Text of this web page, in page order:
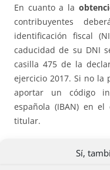
Sí,
En cuanto a la
contribuyentes
identificación fiscal
caducidad de su DNI
casilla 475 de la
ejercicio 2017. Si no la
aportar un código
española (IBAN) en
titular.
Los contribuyentes,
podrán confirmar y